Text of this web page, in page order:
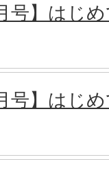
号】はじ
号】はじ